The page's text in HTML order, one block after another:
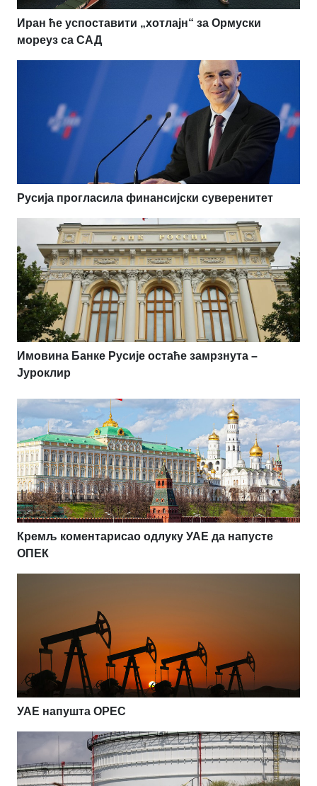
Иран ће успоставити „хотлајн“ за Ормуски
мореуз са САД
Русија прогласила финансијски суверенитет
Имовина Банке Русије остаће замрзнута –
Јуроклир
Кремљ коментарисао одлуку УАЕ да напусте
ОПЕК
УАЕ напушта OPEC